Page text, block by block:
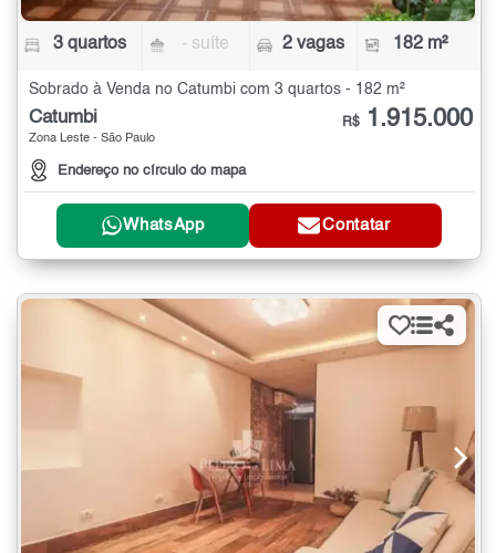
3 quartos - suíte 2 vagas 182 m²
Sobrado à Venda no Catumbi com 3 quartos - 182 m²
Catumbi
Zona Leste - São Paulo
Endereço no círculo do mapa
R$ 1.915.000
WhatsApp Contatar